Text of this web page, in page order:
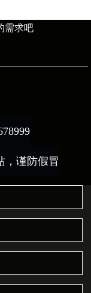
需求吧
，谨防假冒